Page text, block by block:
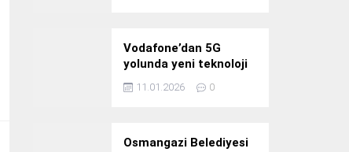
Vodafone’dan 5G
yolunda yeni teknoloji
yatırımı
11.01.2026 0
Osmangazi Belediyesi